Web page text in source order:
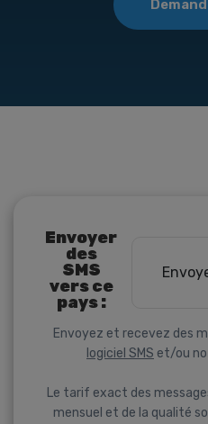
Envoyer
des
SMS
vers ce
pays :
Envoyez et recevez des
logiciel SMS et/ou
Le tarif exact des
mensuel et de la qualité